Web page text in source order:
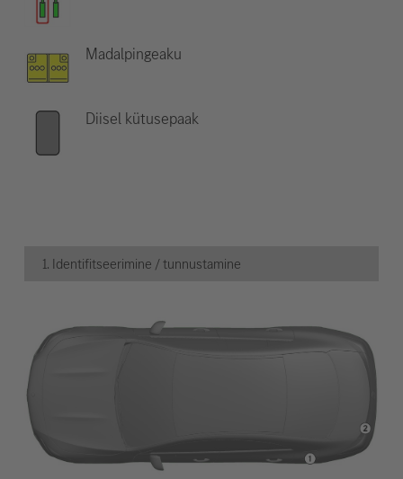
Madalpingeaku
Diisel kütusepaak
1. Identifitseerimine / tunnustamine